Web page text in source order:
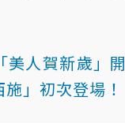
人賀新歲」
」初次登場！